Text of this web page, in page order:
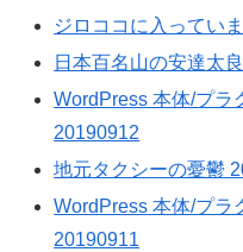
ジロココに入ってい
日本百名山の安達太
WordPress 本体/プラ
20190912
地元タクシーの憂鬱
WordPress 本体/プラ
20190911